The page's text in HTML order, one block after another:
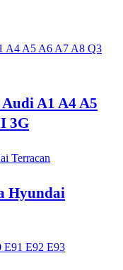
A1 A4 A5
3G
Hyundai